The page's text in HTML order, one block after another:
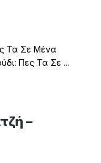
Τα Σε Μένα
Πες Τα Σε ...
–